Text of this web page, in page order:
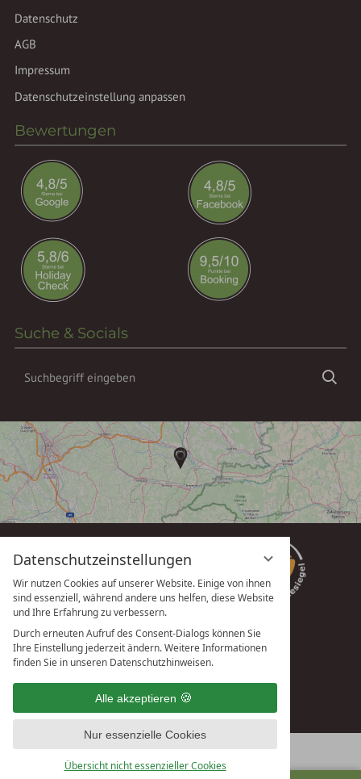
Datenschutzeinstellungen
Wir nutzen Cookies auf unserer Website. Einige von ihnen
sind essenziell, während andere uns helfen, diese Website
und Ihre Erfahrung zu verbessern.
Durch erneuten Aufruf des Consent-Dialogs können Sie
Ihre Einstellung jederzeit ändern. Weitere Informationen
finden Sie in unseren Datenschutzhinweisen.
Alle akzeptieren
Nur essenzielle Cookies
Übersicht nicht essenzieller Cookies
Datenschutz
AGB
Impressum
Datenschutzeinstellung anpassen
Bewertungen
Suche & Socials
Suchbegriff
vioma GmbH